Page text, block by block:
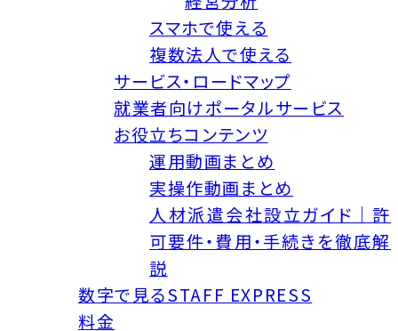
スマホで使える
複数法人で使える
サービス・ロードマップ
就業者向けポータルサービス
お役立ちコンテンツ
運用動画まとめ
実操作動画まとめ
人材派遣会社設立ガイド｜許
可要件・費用・手続きを徹底解
説
数字で見るSTAFF EXPRESS
料金